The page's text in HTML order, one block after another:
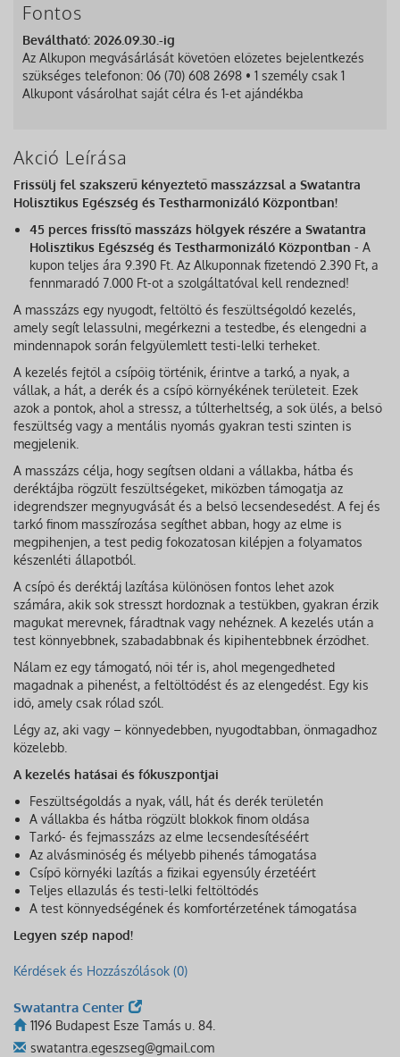
Fontos
Beváltható: 2026.09.30.-ig
Az Alkupon megvásárlását követően előzetes bejelentkezés
szükséges telefonon: 06 (70) 608 2698 • 1 személy csak 1
Alkupont vásárolhat saját célra és 1-et ajándékba
Akció Leírása
Frissülj fel szakszerű kényeztető masszázzsal a Swatantra
Holisztikus Egészség és Testharmonizáló Központban​!
45 perces frissítő masszázs hölgyek részére a Swatantra
Holisztikus Egészség és Testharmonizáló Központban - A
kupon teljes ára 9.390 Ft. Az Alkuponnak fizetendő 2.390 Ft, a
fennmaradó 7.000 Ft-ot a szolgáltatóval kell rendezned!
A masszázs egy nyugodt, feltöltő és feszültségoldó kezelés,
amely segít lelassulni, megérkezni a testedbe, és elengedni a
mindennapok során felgyülemlett testi-lelki terheket.
A kezelés fejtől a csípőig történik, érintve a tarkó, a nyak, a
vállak, a hát, a derék és a csípő környékének területeit. Ezek
azok a pontok, ahol a stressz, a túlterheltség, a sok ülés, a belső
feszültség vagy a mentális nyomás gyakran testi szinten is
megjelenik.
A masszázs célja, hogy segítsen oldani a vállakba, hátba és
deréktájba rögzült feszültségeket, miközben támogatja az
idegrendszer megnyugvását és a belső lecsendesedést. A fej és
tarkó finom masszírozása segíthet abban, hogy az elme is
megpihenjen, a test pedig fokozatosan kilépjen a folyamatos
készenléti állapotból.
A csípő és deréktáj lazítása különösen fontos lehet azok
számára, akik sok stresszt hordoznak a testükben, gyakran érzik
magukat merevnek, fáradtnak vagy nehéznek. A kezelés után a
test könnyebbnek, szabadabbnak és kipihentebbnek érződhet.
Nálam ez egy támogató, női tér is, ahol megengedheted
magadnak a pihenést, a feltöltődést és az elengedést. Egy kis
idő, amely csak rólad szól.
Légy az, aki vagy – könnyedebben, nyugodtabban, önmagadhoz
közelebb.
A kezelés hatásai és fókuszpontjai
Feszültségoldás a nyak, váll, hát és derék területén
A vállakba és hátba rögzült blokkok finom oldása
Tarkó- és fejmasszázs az elme lecsendesítéséért
Az alvásminőség és mélyebb pihenés támogatása
Csípő környéki lazítás a fizikai egyensúly érzetéért
Teljes ellazulás és testi-lelki feltöltődés
A test könnyedségének és komfortérzetének támogatása
Legyen szép napod!
Kérdések és Hozzászólások (0)
Swatantra Center
1196 Budapest Esze Tamás u. 84.
swatantra.egeszseg@gmail.com